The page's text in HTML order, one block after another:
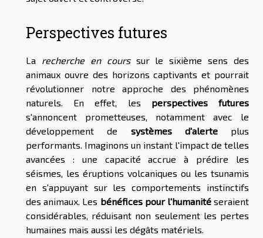
Perspectives futures
La recherche en courssur le sixième sens des
animaux ouvre des horizons captivants et pourrait
révolutionner notre approche des phénomènes
naturels. En effet, les perspectives futures
s'annoncent prometteuses, notamment avec le
développement de systèmes d'alerteplus
performants. Imaginons un instant l'impact de telles
avancées : une capacité accrue à prédire les
séismes, les éruptions volcaniques ou les tsunamis
en s'appuyant sur les comportements instinctifs
des animaux. Les bénéfices pour l'humanitéseraient
considérables, réduisant non seulement les pertes
humaines mais aussi les dégâts matériels.